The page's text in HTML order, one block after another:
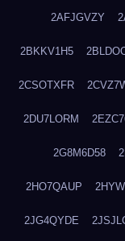
2AFJGVZY
2BKKV1H5
2CSOTXFR
2DU7LORM
2G8M6D58
2HO7QAUP
2JG4QYDE